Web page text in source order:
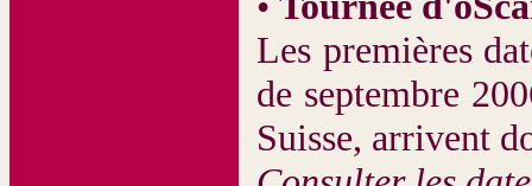
Les premières
de septembre
Suisse, arrivent